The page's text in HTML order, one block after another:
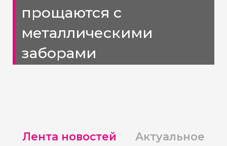
прощаются с
металлическими
заборами
Лента новостей Актуальное